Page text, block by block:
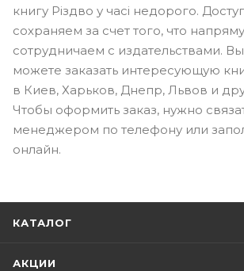
книгу Різдво у часі недорого.
сохраняем за счет того, что
сотрудничаем с издательствами.
можете заказать интересующую
в Киев, Харьков, Днепр, Львов и
Чтобы оформить заказ, нужно
менеджером по телефону или
онлайн.
КАТАЛОГ
АКЦИИ